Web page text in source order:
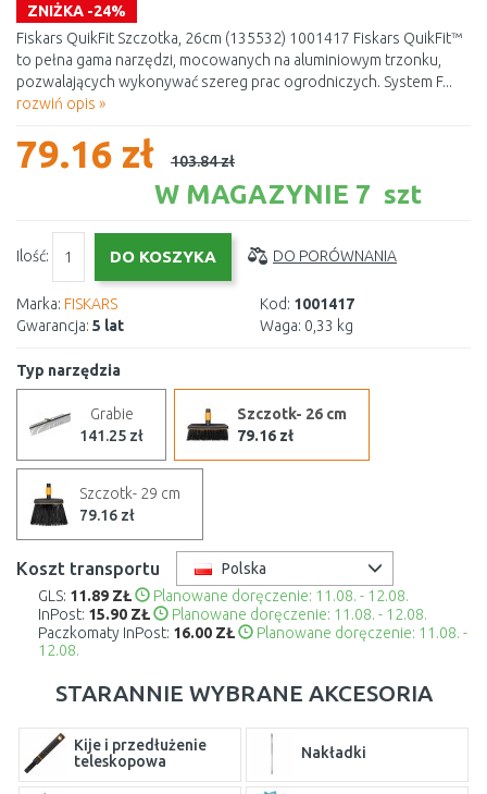
ZNIŻKA -24%
Fiskars QuikFit Szczotka, 26cm (135532) 1001417 Fiskars QuikFit™
to pełna gama narzędzi, mocowanych na aluminiowym trzonku,
pozwalających wykonywać szereg prac ogrodniczych. System F...
rozwiń opis »
79.16 zł 103.84 zł
W MAGAZYNIE 7 szt
Ilość: DO PORÓWNANIA
Marka: FISKARS
Gwarancja: 5 lat
Kod: 1001417
Waga: 0,33 kg
Typ narzędzia
Grabie
141.25 zł
Szczotk- 26 cm
79.16 zł
Szczotk- 29 cm
79.16 zł
Koszt transportu
Polska
GLS: 11.89 ZŁ
Planowane doręczenie: 11.08. - 12.08.
InPost: 15.90 ZŁ
Planowane doręczenie: 11.08. - 12.08.
Paczkomaty InPost: 16.00 ZŁ
Planowane doręczenie: 11.08. -
12.08.
STARANNIE WYBRANE AKCESORIA
Kije i przedłużenie
teleskopowa
Nakładki